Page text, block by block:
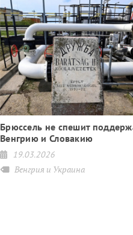
Брюссель не спешит
Венгрию и Словакию
19.03.2026
Венгрия и Украина